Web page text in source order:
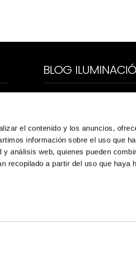
el contenido y los anuncios,
información sobre el uso que
análisis web, quienes pueden
recopilado a partir del uso que haya
BLOG
EFICIENCIA
PRODUCTOS